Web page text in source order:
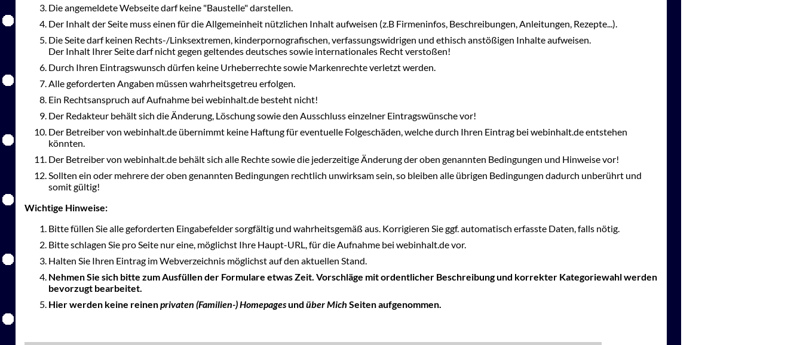
Die angemeldete Webseite darf keine "Baustelle" darstellen.
Der Inhalt der Seite muss einen für die Allgemeinheit nützlichen Inhalt aufweisen (z.B Firmeninfos, Beschreibungen, Anleitungen, Rezepte...).
Die Seite darf keinen Rechts-/Linksextremen, kinderpornografischen, verfassungswidrigen und ethisch anstößigen Inhalte aufweisen.
Der Inhalt Ihrer Seite darf nicht gegen geltendes deutsches sowie internationales Recht verstoßen!
Durch Ihren Eintragswunsch dürfen keine Urheberrechte sowie Markenrechte verletzt werden.
Alle geforderten Angaben müssen wahrheitsgetreu erfolgen.
Ein Rechtsanspruch auf Aufnahme bei webinhalt.de besteht nicht!
Der Redakteur behält sich die Änderung, Löschung sowie den Ausschluss einzelner Eintragswünsche vor!
Der Betreiber von webinhalt.de übernimmt keine Haftung für eventuelle Folgeschäden, welche durch Ihren Eintrag bei webinhalt.de entstehen
könnten.
Der Betreiber von webinhalt.de behält sich alle Rechte sowie die jederzeitige Änderung der oben genannten Bedingungen und Hinweise vor!
Sollten ein oder mehrere der oben genannten Bedingungen rechtlich unwirksam sein, so bleiben alle übrigen Bedingungen dadurch unberührt und
somit gültig!
Wichtige Hinweise:
Bitte füllen Sie alle geforderten Eingabefelder sorgfältig und wahrheitsgemäß aus. Korrigieren Sie ggf. automatisch erfasste Daten, falls nötig.
Bitte schlagen Sie pro Seite nur eine, möglichst Ihre Haupt-URL, für die Aufnahme bei webinhalt.de vor.
Halten Sie Ihren Eintrag im Webverzeichnis möglichst auf den aktuellen Stand.
Nehmen Sie sich bitte zum Ausfüllen der Formulare etwas Zeit. Vorschläge mit ordentlicher Beschreibung und korrekter Kategoriewahl werden
bevorzugt bearbeitet.
Hier werden keine reinenprivaten (Familien-) Homepagesund über Mich Seiten aufgenommen.